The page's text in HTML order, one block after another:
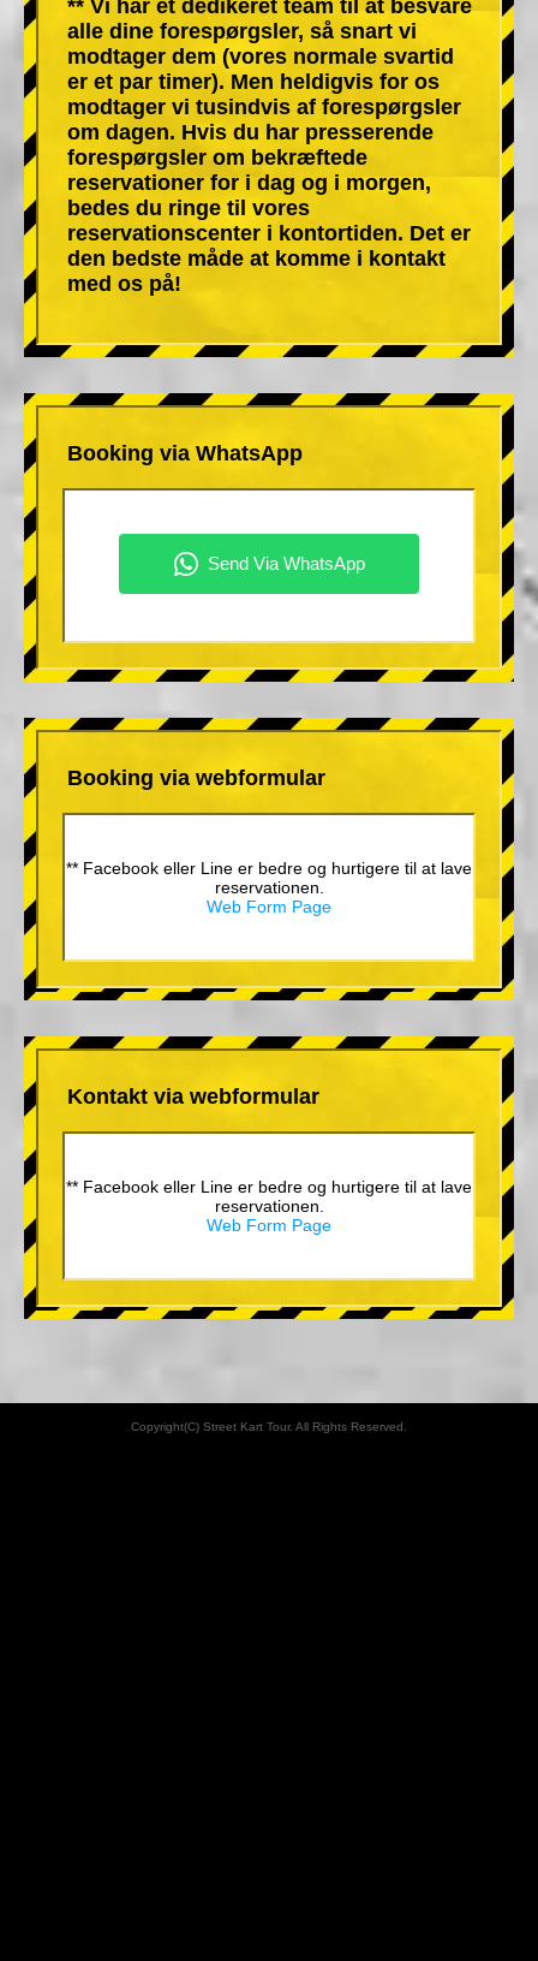
** Vi har et dedikeret team til at besvare
alle dine forespørgsler, så snart vi
modtager dem (vores normale svartid
er et par timer). Men heldigvis for os
modtager vi tusindvis af forespørgsler
om dagen. Hvis du har presserende
forespørgsler om bekræftede
reservationer for i dag og i morgen,
bedes du ringe til vores
reservationscenter i kontortiden. Det er
den bedste måde at komme i kontakt
med os på!
Booking via WhatsApp
Booking via webformular
** Facebook eller Line er bedre og hurtigere til at lave
reservationen.
Web Form Page
Kontakt via webformular
** Facebook eller Line er bedre og hurtigere til at lave
reservationen.
Web Form Page
Copyright(C) Street Kart Tour. All Rights Reserved.